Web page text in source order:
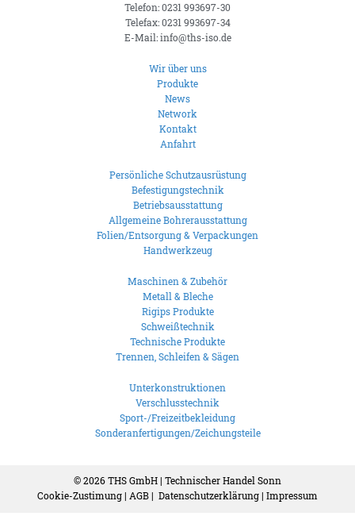
Telefon: 0231 993697-30
Telefax: 0231 993697-34
E-Mail: info@ths-iso.de
Wir über uns
Produkte
News
Network
Kontakt
Anfahrt
Persönliche Schutzausrüstung
Befestigungstechnik
Betriebsausstattung
Allgemeine Bohrerausstattung
Folien/Entsorgung & Verpackungen
Handwerkzeug
Maschinen & Zubehör
Metall & Bleche
Rigips Produkte
Schweißtechnik
Technische Produkte
Trennen, Schleifen & Sägen
Unterkonstruktionen
Verschlusstechnik
Sport-/Freizeitbekleidung
Sonderanfertigungen/Zeichungsteile
© 2026THS GmbH | Technischer Handel Sonn
Cookie-Zustimung| AGB| Datenschutzerklärung| Impressum